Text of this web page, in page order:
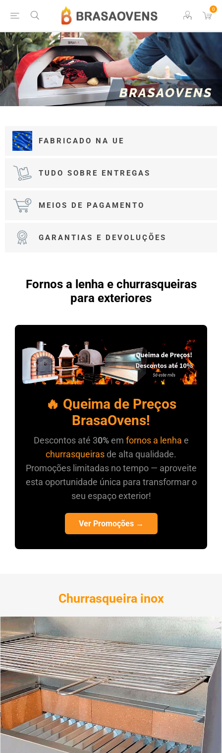
0
FABRICADO NA UE
TUDO SOBRE ENTREGAS
MEIOS DE PAGAMENTO
GARANTIAS E DEVOLUÇÕES
Fornos a lenha e churrasqueiras
para exteriores
🔥 Queima de Preços
BrasaOvens!
Descontos até 30%em fornos a lenha e
churrasqueiras de alta qualidade.
Promoções limitadas no tempo — aproveite
esta oportunidade única para transformar o
seu espaço exterior!
Ver Promoções →
Churrasqueira inox